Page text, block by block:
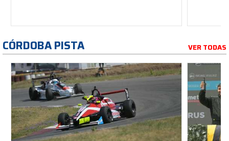
CÓRDOBA PISTA VER TODAS